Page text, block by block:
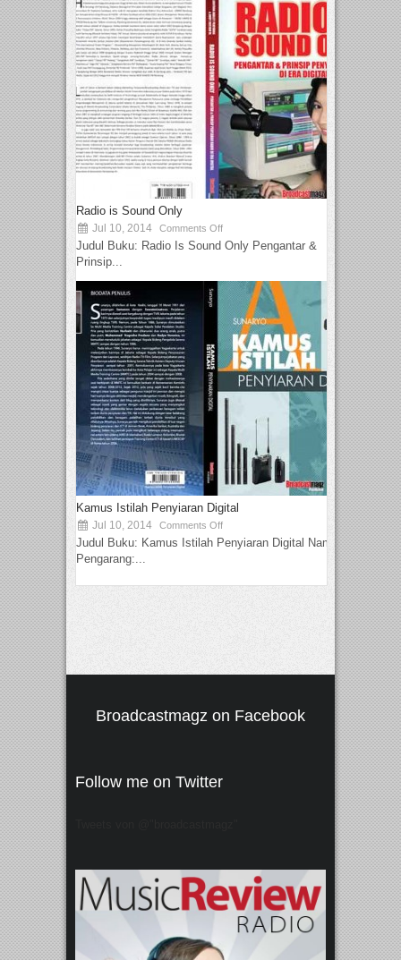
Radio is Sound Only
Jul 10, 2014 Comments Off
Judul Buku: Radio Is Sound Only Pengantar &
Prinsip...
Kamus Istilah Penyiaran Digital
Jul 10, 2014 Comments Off
Judul Buku: Kamus Istilah Penyiaran Digital Nama
Pengarang:...
Broadcastmagz on Facebook
Follow me on Twitter